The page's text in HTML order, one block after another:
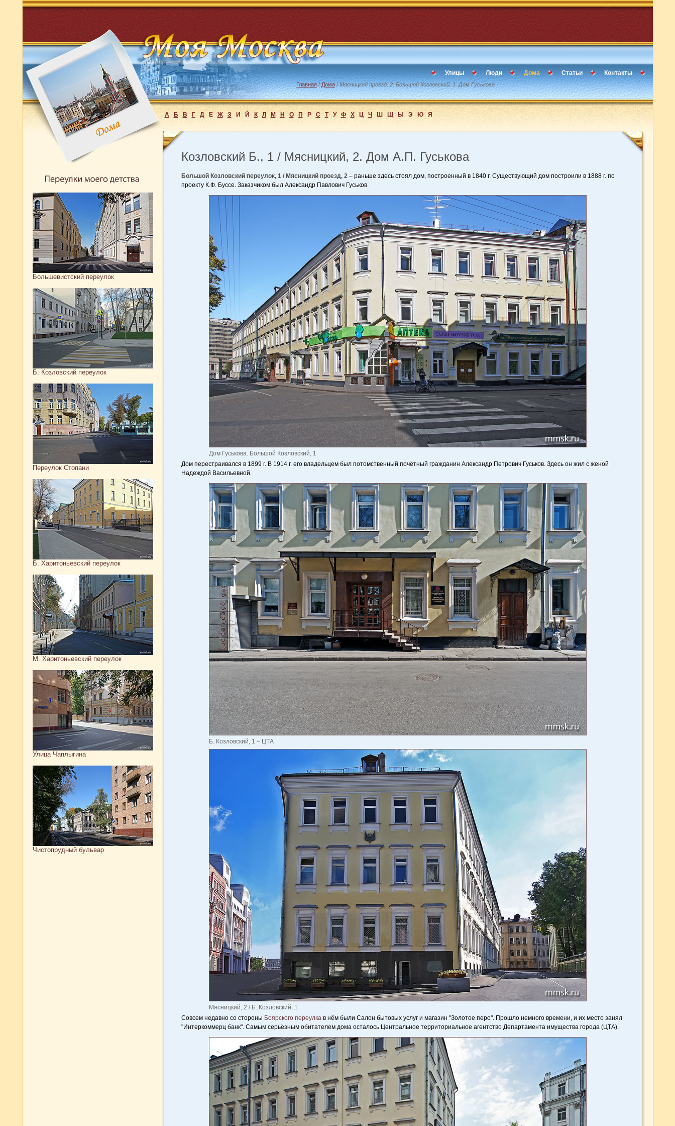
Большевистский переулок
Б. Козловский переулок
Переулок Стопани
Б. Харитоньевский переулок
М. Харитоньевский переулок
Улица Чаплыгина
Чистопрудный бульвар
Улицы Люди Дома Статьи Контакты
Главная/Дома/Мясницкий проезд, 2. Большой Козловский, 1. Дом Гуськова
А Б В Г Д Е Ж З И Й К Л М Н О П Р С Т У Ф Х Ц Ч Ш Щ Ы Э Ю Я
Козловский Б., 1 / Мясницкий, 2. Дом А.П. Гуськова
Большой Козловский переулок, 1 / Мясницкий проезд, 2– раньше здесь стоял дом, построенный в 1840 г. Существующий дом построили в 1888 г. по
проекту К.Ф. Буссе. Заказчиком был Александр Павлович Гуськов.
Дом Гуськова. Большой Козловский, 1
Дом перестраивался в 1899 г. В 1914 г. его владельцем был потомственный почётный гражданин Александр Петрович Гуськов. Здесь он жил с женой
Надеждой Васильевной.
Б. Козловский, 1 – ЦТА
Мясницкий, 2 / Б. Козловский, 1
Совсем недавно со стороны Боярского переулкав нём были Салон бытовых услуг и магазин "Золотое перо". Прошло немного времени, и их место занял
"Интеркоммерц банк". Самым серьёзным обитателем дома осталось Центральное территориальное агентство Департамента имущества города (ЦТА).